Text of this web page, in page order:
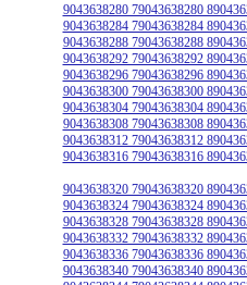
9043638280 79043638280
9043638284 79043638284
9043638288 79043638288
9043638292 79043638292
9043638296 79043638296
9043638300 79043638300
9043638304 79043638304
9043638308 79043638308
9043638312 79043638312
9043638316 79043638316
9043638320 79043638320
9043638324 79043638324
9043638328 79043638328
9043638332 79043638332
9043638336 79043638336
9043638340 79043638340